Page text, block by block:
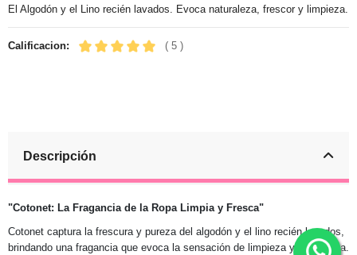
El Algodón y el Lino recién lavados. Evoca naturaleza, frescor y limpieza.
Calificacion: ( 5 )
Descripción
"Cotonet: La Fragancia de la Ropa Limpia y Fresca"
Cotonet captura la frescura y pureza del algodón y el lino recién lavados,
brindando una fragancia que evoca la sensación de limpieza y naturaleza.